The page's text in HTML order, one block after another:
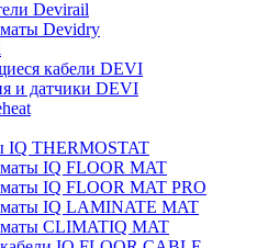
Devirail
Devidry
кабели DEVI
и датчики DEVI
IQ THERMOSTAT
маты IQ FLOOR MAT
IQ FLOOR MAT PRO
маты IQ LAMINATE MAT
маты CLIMATIQ MAT